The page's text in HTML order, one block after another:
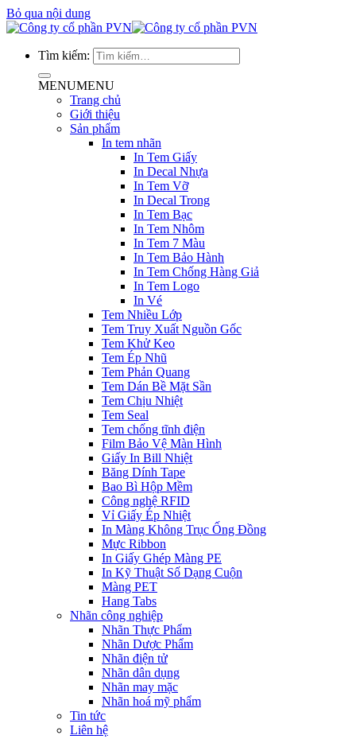
Bỏ qua nội dung
Tìm kiếm:
MENUMENU
Trang chủ
Giới thiệu
Sản phẩm
In tem nhãn
In Tem Giấy
In Decal Nhựa
In Tem Vỡ
In Decal Trong
In Tem Bạc
In Tem Nhôm
In Tem 7 Màu
In Tem Bảo Hành
In Tem Chống Hàng Giả
In Tem Logo
In Vé
Tem Nhiều Lớp
Tem Truy Xuất Nguồn Gốc
Tem Khử Keo
Tem Ép Nhũ
Tem Phản Quang
Tem Dán Bề Mặt Sần
Tem Chịu Nhiệt
Tem Seal
Tem chống tĩnh điện
Film Bảo Vệ Màn Hình
Giấy In Bill Nhiệt
Băng Dính Tape
Bao Bì Hộp Mềm
Công nghệ RFID
Vỉ Giấy Ép Nhiệt
In Màng Không Trục Ống Đồng
Mực Ribbon
In Giấy Ghép Màng PE
In Kỹ Thuật Số Dạng Cuộn
Màng PET
Hang Tabs
Nhãn công nghiệp
Nhãn Thực Phẩm
Nhãn Dược Phẩm
Nhãn điện tử
Nhãn dân dụng
Nhãn may mặc
Nhãn hoá mỹ phẩm
Tin tức
Liên hệ